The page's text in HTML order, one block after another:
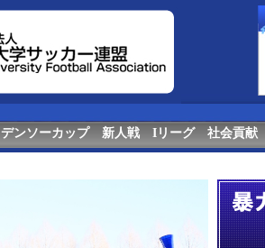
デンソーカップ 新人戦 Iリーグ 社会貢献